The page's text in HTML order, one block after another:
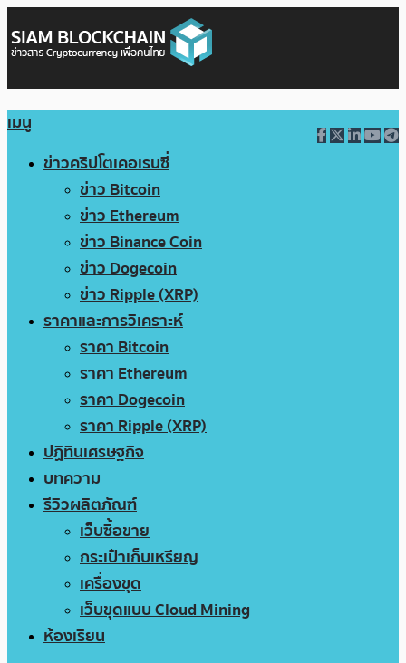
เมนู
ข่าวคริปโตเคอเรนซี่
ข่าว Bitcoin
ข่าว Ethereum
ข่าว Binance Coin
ข่าว Dogecoin
ข่าว Ripple (XRP)
ราคาและการวิเคราะห์
ราคา Bitcoin
ราคา Ethereum
ราคา Dogecoin
ราคา Ripple (XRP)
ปฏิทินเศรษฐกิจ
บทความ
รีวิวผลิตภัณฑ์
เว็บซื้อขาย
กระเป๋าเก็บเหรียญ
เครื่องขุด
เว็บขุดแบบ Cloud Mining
ห้องเรียน